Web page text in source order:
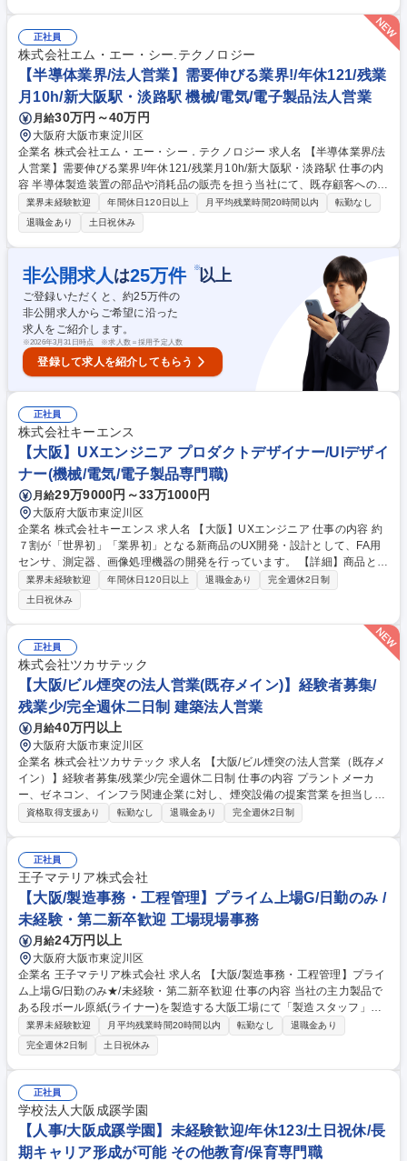
ＳＱＬ作成・チューニング） ■仮想サーバー構築・運用管理、セキュリテ
ィ対策（ＥＤＲ／ＦＷ）、ベンダー管理 ■社内ヘルプデスク（キッティン
グ、アカウント管理等） ◎外注丸投げではなく要件定義から開発まで完全
自社完結。4～5年かけた全面リプレイスのコアメンバーとして深く携われ
ます。 募集職種 【大阪/社内SE(自社基幹システム開発・運用)】年休127
日◎/月平均残業5.9時間
正社員
株式会社エム・エー・シー.テクノロジー
【半導体業界/法人営業】需要伸びる業界!/年休121/残業
月10h/新大阪駅・淡路駅 機械/電気/電子製品法人営業
月給30万円～40万円
大阪府大阪市東淀川区
企業名 株式会社エム・エー・シー．テクノロジー 求人名 【半導体業界/法
人営業】需要伸びる業界!/年休121/残業月10h/新大阪駅・淡路駅 仕事の内
容 半導体製造装置の部品や消耗品の販売を担う当社にて、既存顧客への営
業フォローに取り組んでいただきます。AIなどで需要が拡大している半導
体業界で、お客様の課題解決のお力になっていただく仕事です。 【入社後
の流れ】まずは先輩社員に同行して、営業のノウハウを学んでいただきま
す。その後お客様を引き継いで、対応を始めていただきます。 ★ガツガツ
した営業よりも、調整力とマイルドなお人柄が生かせる営業です! 【業務
内容の詳細】■メーカーと顧客の間に立ち、納期や価格、仕様などに関す
る調整、連絡、交渉 ■顧客との関係性を深め、新たなニーズの発掘や提案
募集職種 【半導体業界/法人営業】需要伸びる業界!/年休121/残業月10h/新
大阪駅・淡路駅
業界未経験歓迎 年間休日120日以上 月平均残業時間20時間以内
転勤なし
退職金あり
土日祝休み
非公開求人 は25万件 ※以上
ご登録いただくと、約25万件の
非公開求人からご希望に沿った
求人をご紹介します。
※2026年3月31日時点 ※求人数＝採用予定人数
登録して求人を紹介してもらう
正社員
株式会社キーエンス
【大阪】UXエンジニア プロダクトデザイナー/UIデザイ
ナー(機械/電気/電子製品専門職)
月給29万9000円～33万1000円
大阪府大阪市東淀川区
企業名 株式会社キーエンス 求人名 【大阪】UXエンジニア 仕事の内容 約
７割が「世界初」「業界初」となる新商品のUX開発・設計として、FA用
センサ、測定器、画像処理機器の開発を行っています。 【詳細】商品とし
ての最適なUXを追求しユーザビリティを高めるため、商品企画担当・ソ
フト開発担当と緊密に連携して、ユーザーリサーチ、UX課題抽出、ユー
ザーインタラクション/ワイヤーフレームの検討、プロトタイプの制作・評
価・改良、画面設計などを行いながら、UX/UI観点からソフトウエア開
発・実装をサポートし、良いUXを実現します。 募集職種 【大阪】UXエ
ンジニア
業界未経験歓迎 年間休日120日以上 退職金あり
完全週休2日制
土日祝休み
正社員
株式会社ツカサテック
【大阪/ビル煙突の法人営業(既存メイン)】経験者募集/
残業少/完全週休二日制 建築法人営業
月給40万円以上
大阪府大阪市東淀川区
企業名 株式会社ツカサテック 求人名 【大阪/ビル煙突の法人営業（既存メ
イン）】経験者募集/残業少/完全週休二日制 仕事の内容 プラントメーカ
ー、ゼネコン、インフラ関連企業に対し、煙突設備の提案営業を担当しま
す。既存顧客への深掘営業を中心に、上流工程から顧客と協議し、仕様検
理、受注後の納期・品質・コスト管理の顧客窓口 ・設計・施工チームとの
社内調整、進捗管理 ★数千万円から数億円規模の案件を担当し、顧客との
折衝から社内調整まで幅広く担います。 募集職種 【大阪/ビル煙突の法人
営業（既存メイン）】経験者募集/残業少/完全週休二日制
資格取得支援あり 転勤なし 退職金あり 完全週休2日制
正社員
王子マテリア株式会社
【大阪/製造事務・工程管理】プライム上場G/日勤のみ /
未経験・第二新卒歓迎 工場現場事務
月給24万円以上
大阪府大阪市東淀川区
企業名 王子マテリア株式会社 求人名 【大阪/製造事務・工程管理】プライ
ム上場G/日勤のみ★/未経験・第二新卒歓迎 仕事の内容 当社の主力製品で
ある段ボール原紙(ライナー)を製造する大阪工場にて「製造スタッフ」と
して紙の製造部門である製造課で、生産に関する業務をお任せします。 製
造現場の補佐や、予算の作成、新規薬品・製造用具の管理などを行いま
す。製造課は三交替勤務従業員も含め40人程度ですが、日勤のみの製造ス
タッフは3名です。【当社について】王子グループの中核を担う包装用資
材の製造メーカーとして、日々の生活において必要不可欠な産業用紙材を
製造しております。段ボール原紙・白板紙の国内シェアはTOPであり、業
界では圧倒的な地位を築いております。 募集職種 【大阪/製造事務・工程
管理】プライム上場G/日勤のみ★/未経験・第二新卒歓迎
業界未経験歓迎 月平均残業時間20時間以内 転勤なし
退職金あり
完全週休2日制
土日祝休み
正社員
学校法人大阪成蹊学園
【人事/大阪成蹊学園】未経験歓迎/年休123/土日祝休/長
期キャリア形成が可能 その他教育/保育専門職